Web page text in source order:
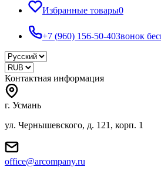
Избранные товары0
+7 (960) 156-50-40Звонок
Контактная информация
г. Усмань
ул. Чернышевского, д. 121, корп. 1
office@arcompany.ru